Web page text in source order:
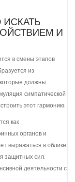
И
в смены этапов
из
должны
симпатической
этот гармонию.
как
органов и
выражаться в облике
защитных сил.
деятельности с